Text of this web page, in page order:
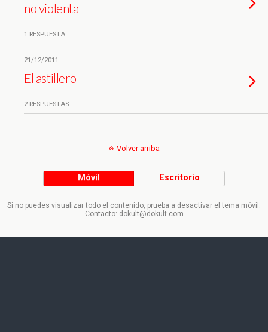
no violenta
1 RESPUESTA
21/12/2011
El astillero
2 RESPUESTAS
Volver arriba
Móvil Escritorio
Si no puedes visualizar todo el contenido, prueba a desactivar el tema móvil.
Contacto: dokult@dokult.com